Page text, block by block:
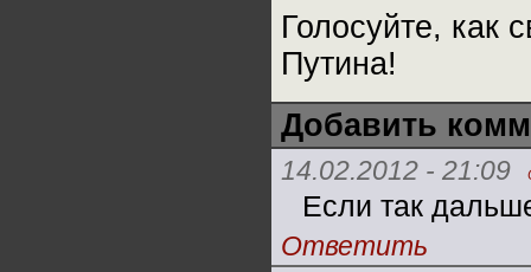
Голосуйте, как
Путина!
Добавить
14.02.2012 - 21:09
Если так
Ответить